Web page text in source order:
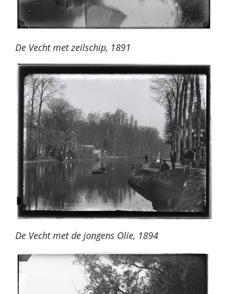
De Vecht met zeilschip, 1891
De Vecht met de jongens Olie, 1894